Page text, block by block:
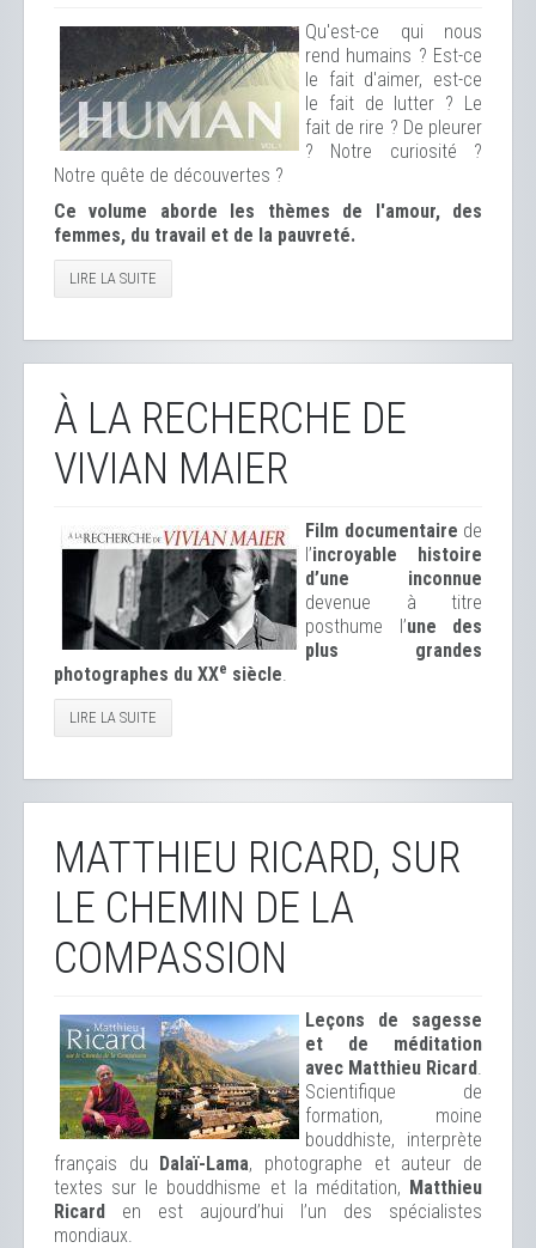
Qu'est-ce qui nous
rend humains ? Est-ce
le fait d'aimer, est-ce
le fait de lutter ? Le
fait de rire ? De pleurer
? Notre curiosité ?
Notre quête de découvertes ?
Ce volume aborde les thèmes de l'amour, des
femmes, du travail et de la pauvreté.
LIRE LA SUITE
À LA RECHERCHE DE
VIVIAN MAIER
Film documentaire de
l’incroyable histoire
d’une inconnue
devenue à titre
posthume l’une des
plus grandes
photographes du XXe siècle.
LIRE LA SUITE
MATTHIEU RICARD, SUR
LE CHEMIN DE LA
COMPASSION
Leçons de sagesse
et de méditation
avec Matthieu Ricard.
Scientifique de
formation, moine
bouddhiste, interprète
français du Dalaï-Lama, photographe et auteur de
textes sur le bouddhisme et la méditation, Matthieu
Ricard en est aujourd’hui l’un des spécialistes
mondiaux.